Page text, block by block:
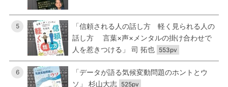
5
「信頼される人の話し方 軽く見られる人の
話し方 言葉×声×メンタルの掛け合わせで
人を惹きつける」 司 拓也 553pv
6
「データが語る気候変動問題のホントとウ
ソ」 杉山大志 525pv